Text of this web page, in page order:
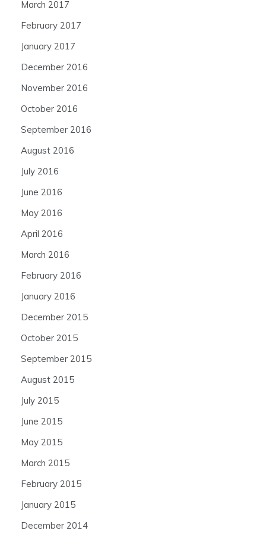
March 2017
February 2017
January 2017
December 2016
November 2016
October 2016
September 2016
August 2016
July 2016
June 2016
May 2016
April 2016
March 2016
February 2016
January 2016
December 2015
October 2015
September 2015
August 2015
July 2015
June 2015
May 2015
March 2015
February 2015
January 2015
December 2014